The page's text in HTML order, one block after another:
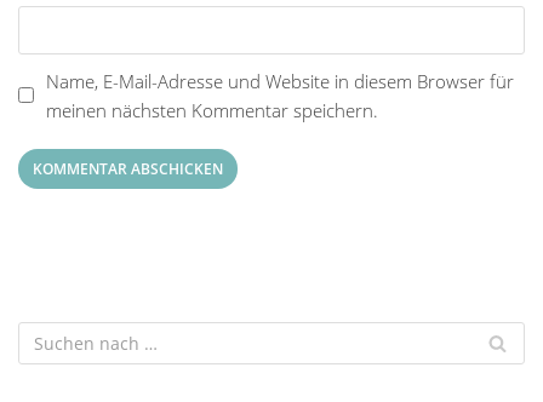
Name, E-Mail-Adresse und Website in diesem Browser für
meinen nächsten Kommentar speichern.